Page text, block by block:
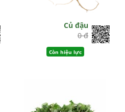
Củ đậu
0 đ
Còn hiệu lực